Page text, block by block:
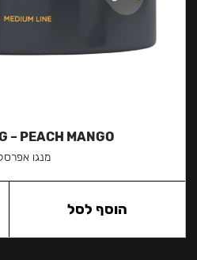
– PEACH MANGO
מנגו
הוסף לסל